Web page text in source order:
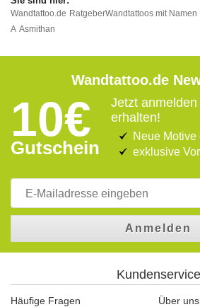
Wandtattoo.de RatgeberWandtattoos mit Namen
A Asmithan
Wandtattoo.de
10€
Gutschein
Jetzt
erhalten!
Neue Motive
exklusive
Anmelden
Kundenservice
Häufige Fragen
Über uns